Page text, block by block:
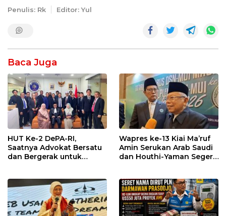
Penulis: Rk Editor: Yul
Baca Juga
HUT Ke-2 DePA-RI,
Saatnya Advokat Bersatu
dan Bergerak untuk
Wapres ke-13 Kiai Ma’ruf
Amin Serukan Arab Saudi
dan Houthi-Yaman Segera